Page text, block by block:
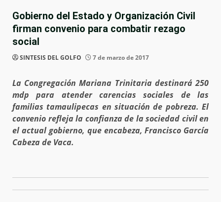
Gobierno del Estado y Organización Civil
firman convenio para combatir rezago
social
SINTESIS DEL GOLFO 7 de marzo de 2017
La Congregación Mariana Trinitaria destinará 250
mdp para atender carencias sociales de las
familias tamaulipecas en situación de pobreza. El
convenio refleja la confianza de la sociedad civil en
el actual gobierno, que encabeza, Francisco García
Cabeza de Vaca.